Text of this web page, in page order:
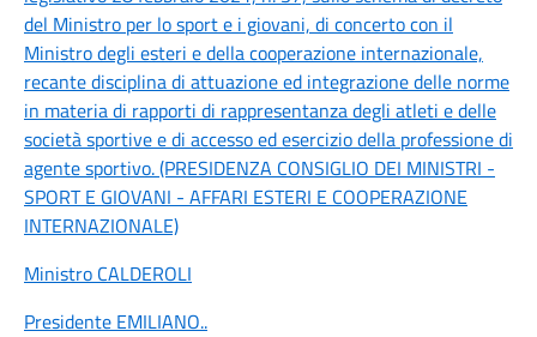
del Ministro per lo sport e i giovani, di concerto con il
Ministro degli esteri e della cooperazione internazionale,
recante disciplina di attuazione ed integrazione delle norme
in materia di rapporti di rappresentanza degli atleti e delle
società sportive e di accesso ed esercizio della professione di
agente sportivo. (PRESIDENZA CONSIGLIO DEI MINISTRI -
SPORT E GIOVANI - AFFARI ESTERI E COOPERAZIONE
INTERNAZIONALE)
Ministro CALDEROLI
Presidente EMILIANO..